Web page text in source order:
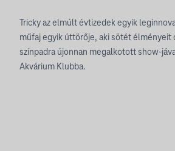
Tricky az elmúlt évtizedek egyik
műfaj egyik úttörője, aki sötét élményeit
színpadra újonnan megalkotott show-
Akvárium Klubba.